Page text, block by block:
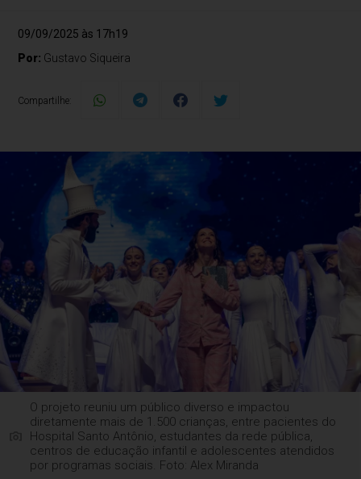
09/09/2025 às 17h19
Por: Gustavo Siqueira
Compartilhe:
O projeto reuniu um público diverso e impactou
diretamente mais de 1.500 crianças, entre pacientes do
Hospital Santo Antônio, estudantes da rede pública,
centros de educação infantil e adolescentes atendidos
por programas sociais. Foto: Alex Miranda